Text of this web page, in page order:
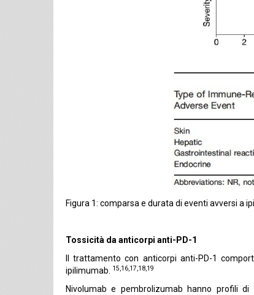
Figura 1: comparsa e durata di eventi avversi a
Tossicità da anticorpi anti-PD-1
Il trattamento con anticorpi anti-PD-1
ipilimumab. 15,16,17,18,19
Nivolumab e pembrolizumab hanno profili